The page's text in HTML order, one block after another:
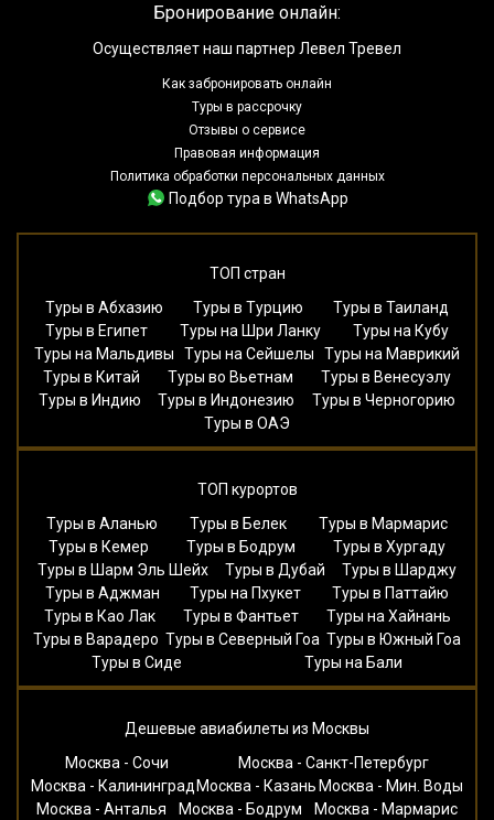
Бронирование онлайн:
Осуществляет наш партнер Левел Тревел
Как забронировать онлайн
Туры в рассрочку
Отзывы о сервисе
Правовая информация
Политика обработки персональных данных
Подбор тура в WhatsApp
ТОП стран
Туры в Абхазию
Туры в Турцию
Туры в Таиланд
Туры в Египет
Туры на Шри Ланку
Туры на Кубу
Туры на Мальдивы
Туры на Сейшелы
Туры на Маврикий
Туры в Китай
Туры во Вьетнам
Туры в Венесуэлу
Туры в Индию
Туры в Индонезию
Туры в Черногорию
Туры в ОАЭ
ТОП курортов
Туры в Аланью
Туры в Белек
Туры в Мармарис
Туры в Кемер
Туры в Бодрум
Туры в Хургаду
Туры в Шарм Эль Шейх
Туры в Дубай
Туры в Шарджу
Туры в Аджман
Туры на Пхукет
Туры в Паттайю
Туры в Као Лак
Туры в Фантьет
Туры на Хайнань
Туры в Варадеро Туры в Северный Гоа Туры в Южный Гоа
Туры в Сиде
Туры на Бали
Дешевые авиабилеты из Москвы
Москва - Сочи
Москва - Санкт-Петербург
Москва - КалининградМосква - КазаньМосква - Мин. Воды
Москва - Анталья
Москва - Бодрум Москва - Мармарис